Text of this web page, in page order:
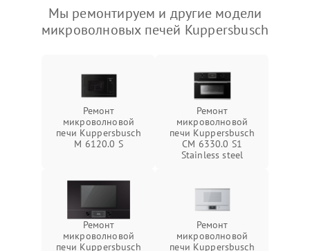
Мы ремонтируем и другие модели
микроволновых печей Kuppersbusch
Ремонт
микроволновой
печи Kuppersbusch
M 6120.0 S
Ремонт
микроволновой
печи Kuppersbusch
CM 6330.0 S1
Stainless steel
Ремонт
микроволновой
печи Kuppersbusch
Ремонт
микроволновой
печи Kuppersbusch